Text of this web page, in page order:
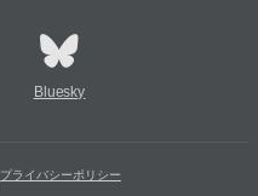
Bluesky
プライバシーポリシー